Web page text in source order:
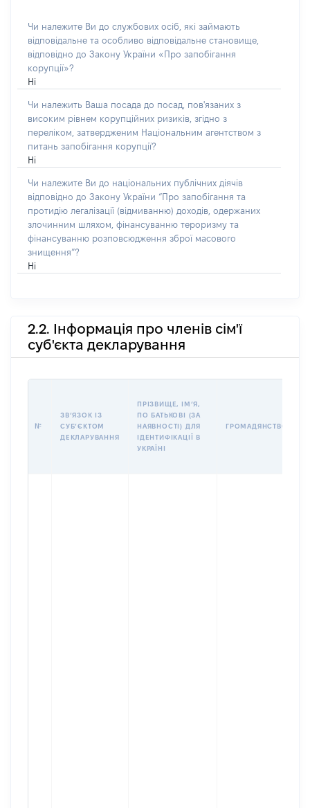
Чи належите Ви до службових осіб, які займають
відповідальне та особливо відповідальне становище,
відповідно до Закону України «Про запобігання
корупції»?
Ні
Чи належить Ваша посада до посад, пов'язаних з
високим рівнем корупційних ризиків, згідно з
переліком, затвердженим Національним агентством з
питань запобігання корупції?
Ні
Чи належите Ви до національних публічних діячів
відповідно до Закону України “Про запобігання та
протидію легалізації (відмиванню) доходів, одержаних
злочинним шляхом, фінансуванню тероризму та
фінансуванню розповсюдження зброї масового
знищення”?
Ні
2.2. Інформація про членів сім'ї
суб'єкта декларування
№
ЗВʼЯЗОК ІЗ
СУБʼЄКТОМ
ДЕКЛАРУВАННЯ
ПРІЗВИЩЕ, ІМʼЯ,
ПО БАТЬКОВІ (ЗА
НАЯВНОСТІ) ДЛЯ
ІДЕНТИФІКАЦІЇ В
УКРАЇНІ
ГРОМАДЯНСТВО